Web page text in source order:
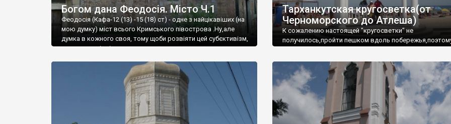
Богом дана Феодосія. Місто Ч.1
Феодосія (Кафа-12 (13) -15 (18) ст) - одне з найцікавіших (на
мою думку) міст всього Кримського півострова .Ну,але
думка в кожного своя, тому щоби розвіяти цей субєктивізм,
запрошую відвідати це
Тарханкутская кругосветка(от
Черноморского до Атлеша)
К сожалению настоящей "кругосветки" не
получилось,пройти пешком вдоль